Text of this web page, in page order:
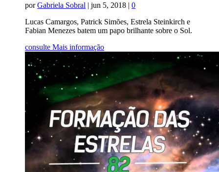
porGabriela Sobral |jun 5, 2018 |0
Lucas Camargos, Patrick Simões, Estrela Steinkirch e
Fabian Menezes batem um papo brilhante sobre o Sol.
consulte Mais informação